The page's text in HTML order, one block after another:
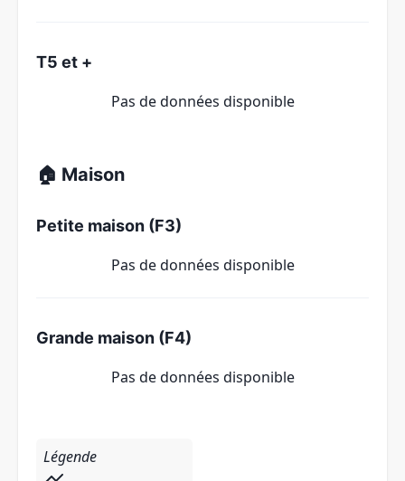
T5 et +
Pas de données disponible
🏠 Maison
Petite maison (F3)
Pas de données disponible
Grande maison (F4)
Pas de données disponible
Légende